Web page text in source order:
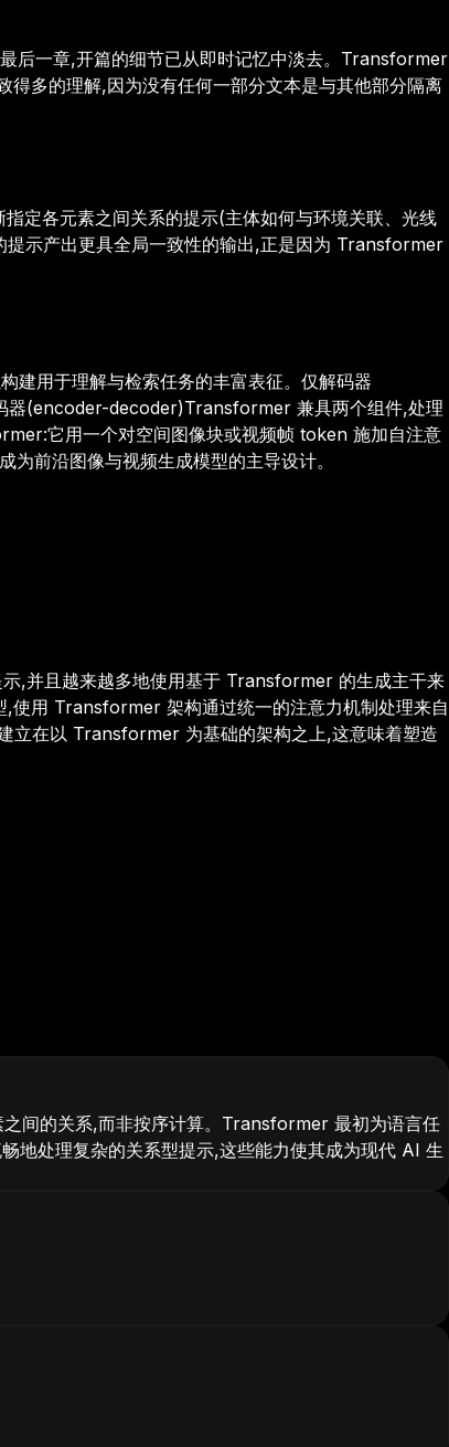
后一章,开篇的细节已从即时记忆中淡去。Transformer
得多的理解,因为没有任何一部分文本是与其他部分隔离
定各元素之间关系的提示(主体如何与环境关联、光线
提示产出更具全局一致性的输出,正是因为 Transformer
用于理解与检索任务的丰富表征。仅解码器
器(encoder-decoder)Transformer 兼具两个组件,处理
它用一个对空间图像块或视频帧 token 施加自注意
前沿图像与视频生成模型的主导设计。
,并且越来越多地使用基于 Transformer 的生成主干来
使用 Transformer 架构通过统一的注意力机制处理来自
在以 Transformer 为基础的架构之上,这意味着塑造
间的关系,而非按序计算。Transformer 最初为语言任
地处理复杂的关系型提示,这些能力使其成为现代 AI 生